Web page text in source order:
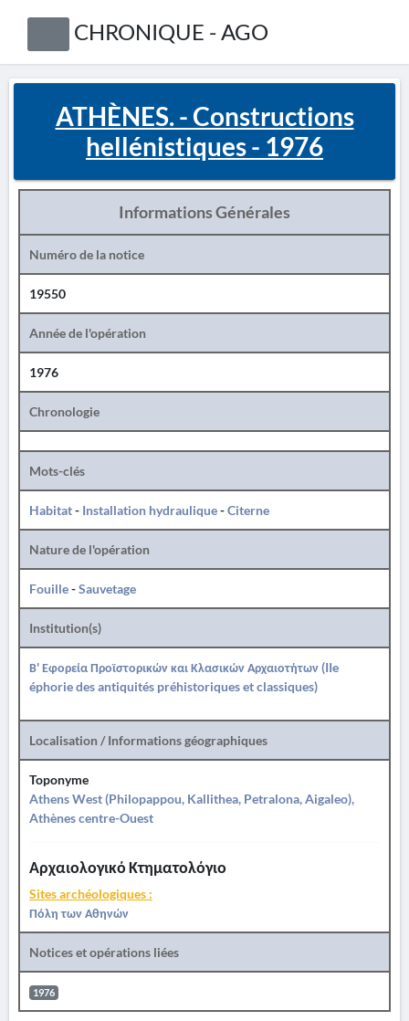
CHRONIQUE - AGO
ATHÈNES. - Constructions
hellénistiques - 1976
Informations Générales
Numéro de la notice
19550
Année de l'opération
1976
Chronologie
Mots-clés
Habitat- Installation hydraulique-Citerne
Nature de l'opération
Fouille-Sauvetage
Institution(s)
Β' Εφορεία Προϊστορικών και Κλασικών Αρχαιοτήτων (IIe
éphorie des antiquités préhistoriques et classiques)
Localisation / Informations géographiques
Toponyme
Athens West (Philopappou, Kallithea, Petralona, Aigaleo),
Athènes centre-Ouest
Αρχαιολογικό Κτηματολόγιο
Sites archéologiques :
Πόλη των Αθηνών
Notices et opérations liées
1976